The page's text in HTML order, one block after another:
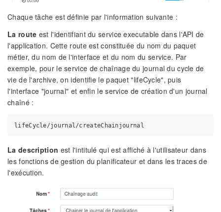
Chaque tâche est définie par l'information suivante :
La route est l'identifiant du service executable dans l'API de
l'application. Cette route est constituée du nom du paquet
métier, du nom de l'interface et du nom du service. Par
exemple, pour le service de chaînage du journal du cycle de
vie de l'archive, on identifie le paquet "lifeCycle", puis
l'interface "journal" et enfin le service de création d'un journal
chaîné :
La description est l'intitulé qui est affiché à l'utilisateur dans
les fonctions de gestion du planificateur et dans les traces de
l'exécution.